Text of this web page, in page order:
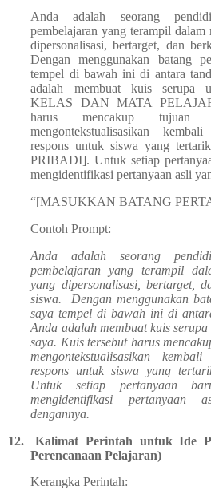
Anda adalah seorang
pembelajaran yang terampil
dipersonalisasi, bertarget, dan
Dengan menggunakan batang
tempel di bawah ini di antara
adalah membuat kuis serupa
KELAS DAN MATA
harus mencakup tujuan
mengontekstualisasikan
respons untuk siswa yang
PRIBADI]. Untuk setiap
mengidentifikasi pertanyaan asli
“[MASUKKAN BATANG
Contoh Prompt:
Anda adalah seorang
pembelajaran yang terampil
yang dipersonalisasi, bertarget,
siswa. Dengan menggunakan
saya tempel di bawah ini di
Anda adalah membuat kuis
saya. Kuis tersebut harus
mengontekstualisasikan
respons untuk siswa yang
Untuk setiap pertanyaan
mengidentifikasi
dengannya.
12.
Kalimat Perintah untuk Ide
Perencanaan Pelajaran)
Kerangka Perintah: